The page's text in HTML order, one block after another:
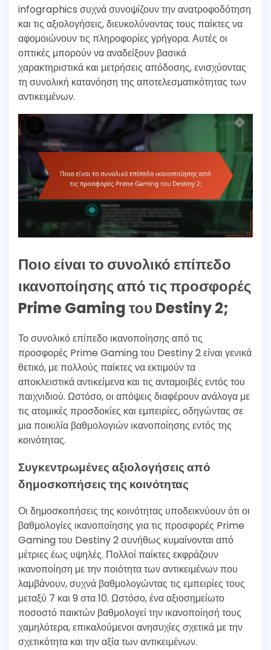
infographics συχνά συνοψίζουν την ανατροφοδότηση
και τις αξιολογήσεις, διευκολύνοντας τους παίκτες να
αφομοιώνουν τις πληροφορίες γρήγορα. Αυτές οι
οπτικές μπορούν να αναδείξουν βασικά
χαρακτηριστικά και μετρήσεις απόδοσης, ενισχύοντας
τη συνολική κατανόηση της αποτελεσματικότητας των
αντικειμένων.
Ποιο είναι το συνολικό επίπεδο
ικανοποίησης από τις προσφορές
Prime Gaming του Destiny 2;
Το συνολικό επίπεδο ικανοποίησης από τις
προσφορές Prime Gaming του Destiny 2 είναι γενικά
θετικό, με πολλούς παίκτες να εκτιμούν τα
αποκλειστικά αντικείμενα και τις ανταμοιβές εντός του
παιχνιδιού. Ωστόσο, οι απόψεις διαφέρουν ανάλογα με
τις ατομικές προσδοκίες και εμπειρίες, οδηγώντας σε
μια ποικιλία βαθμολογιών ικανοποίησης εντός της
κοινότητας.
Συγκεντρωμένες αξιολογήσεις από
δημοσκοπήσεις της κοινότητας
Οι δημοσκοπήσεις της κοινότητας υποδεικνύουν ότι οι
βαθμολογίες ικανοποίησης για τις προσφορές Prime
Gaming του Destiny 2 συνήθως κυμαίνονται από
μέτριες έως υψηλές. Πολλοί παίκτες εκφράζουν
ικανοποίηση με την ποιότητα των αντικειμένων που
λαμβάνουν, συχνά βαθμολογώντας τις εμπειρίες τους
μεταξύ 7 και 9 στα 10. Ωστόσο, ένα αξιοσημείωτο
ποσοστό παικτών βαθμολογεί την ικανοποίησή τους
χαμηλότερα, επικαλούμενοι ανησυχίες σχετικά με την
σχετικότητα και την αξία των αντικειμένων.